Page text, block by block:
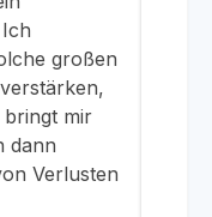
großen
bringt mir
dann
Verlusten